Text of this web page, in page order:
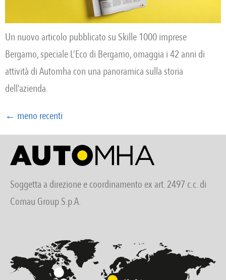
Un nuovo articolo pubblicato su Skille 1000 imprese
Bergamo, speciale L’Eco di Bergamo, omaggia i 42 anni di
attività di Automha con una panoramica sulla storia
dell’azienda.
← meno recenti
Soggetta a direzione e coordinamento ex art. 2497 c.c. di
Comau Group S.p.A.